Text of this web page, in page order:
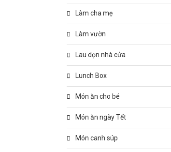
Làm cha mẹ
Làm vườn
Lau dọn nhà cửa
Lunch Box
Món ăn cho bé
Món ăn ngày Tết
Món canh súp